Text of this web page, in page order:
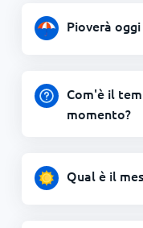
Pioverà
Com'è il
momento?
Qual è il